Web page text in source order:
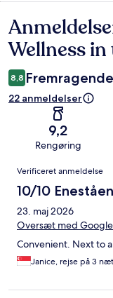
Anmeldelser
Wellness
8,8 Fremragende
22 anmeldelser
9,2
Rengøring
Anmeldelser
Verificeret anmeldelse
10/10
23. maj 2026
Oversæt med Google
Convenient. Next to
Janice, rejse på 3